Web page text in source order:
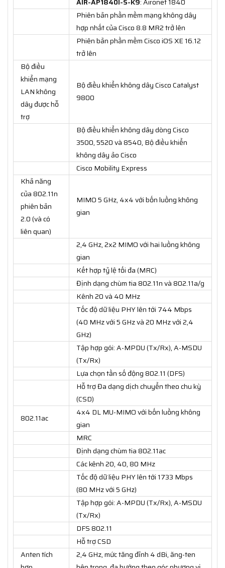
Phiên bản phần mềm mạng không dây
hợp nhất của Cisco 8.8 MR2 trở lên
Phiên bản phần mềm Cisco iOS XE 16.12
trở lên
Bộ điều
khiển mạng
LAN không
dây được hỗ
trợ
Bộ điều khiển không dây Cisco Catalyst
9800
Bộ điều khiển không dây dòng Cisco
3500, 5520 và 8540, Bộ điều khiển
không dây ảo Cisco
Cisco Mobility Express
Khả năng
của 802.11n
phiên bản
2.0 (và có
liên quan)
MIMO 5 GHz, 4x4 với bốn luồng không
gian
2,4 GHz, 2x2 MIMO với hai luồng không
gian
Kết hợp tỷ lệ tối đa (MRC)
Định dạng chùm tia 802.11n và 802.11a/g
Kênh 20 và 40 MHz
Tốc độ dữ liệu PHY lên tới 744 Mbps
(40 MHz với 5 GHz và 20 MHz với 2,4
GHz)
Tập hợp gói: A-MPDU (Tx/Rx), A-MSDU
(Tx/Rx)
Lựa chọn tần số động 802.11 (DFS)
Hỗ trợ Đa dạng dịch chuyển theo chu kỳ
(CSD)
802.11ac
4x4 DL MU-MIMO với bốn luồng không
gian
MRC
Định dạng chùm tia 802.11ac
Các kênh 20, 40, 80 MHz
Tốc độ dữ liệu PHY lên tới 1733 Mbps
(80 MHz với 5 GHz)
Tập hợp gói: A-MPDU (Tx/Rx), A-MSDU
(Tx/Rx)
DFS 802.11
Hỗ trợ CSD
Anten tích
2,4 GHz, mức tăng đỉnh 4 dBi, ăng-ten